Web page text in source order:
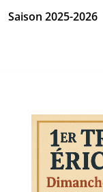
Saison 2025-2026